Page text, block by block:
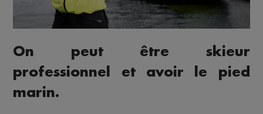
On peut être skieur
professionnel et avoir le pied
marin.